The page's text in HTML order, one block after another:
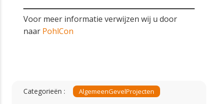
Voor meer informatie verwijzen wij u door
naar PohlCon
Categorieën : AlgemeenGevelProjecten